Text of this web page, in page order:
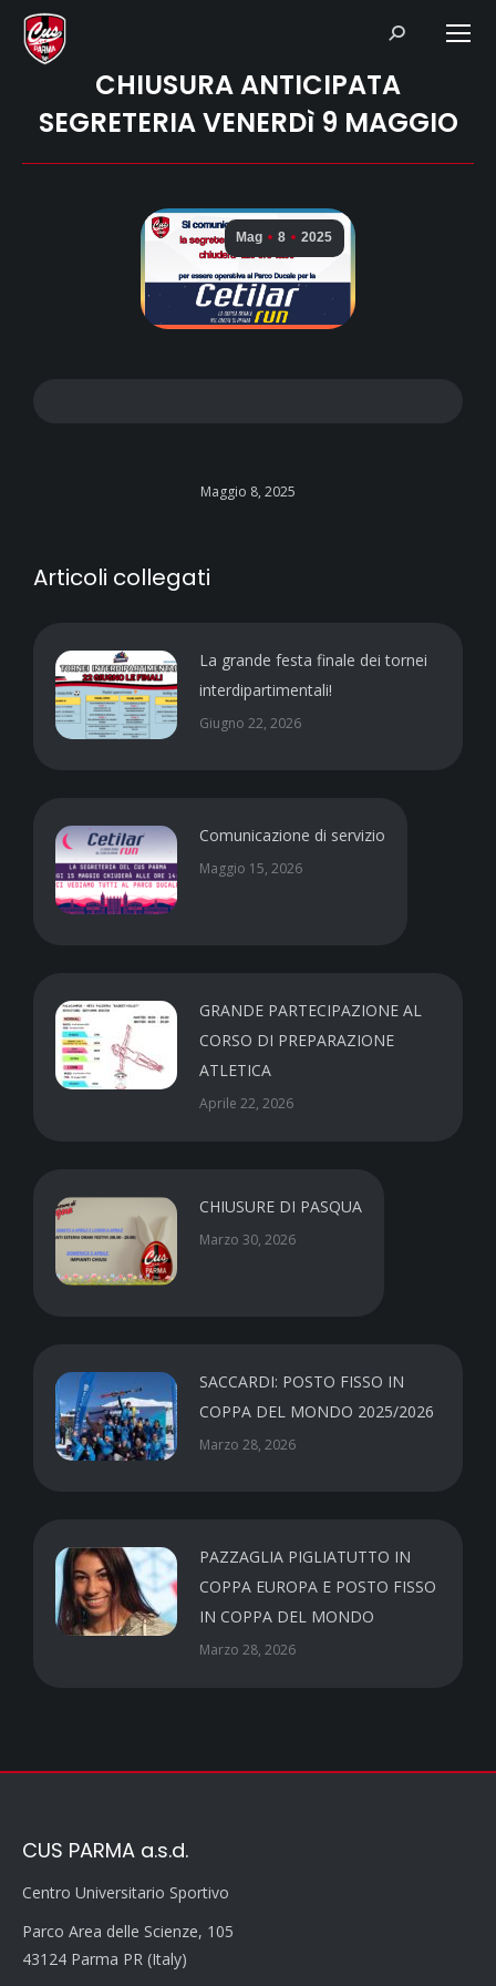
Search:
CHIUSURA ANTICIPATA
SEGRETERIA VENERDì 9 MAGGIO
Mag 8 2025
Maggio 8, 2025
Articoli collegati
La grande festa finale dei tornei
interdipartimentali!
Giugno 22, 2026
Comunicazione di servizio
Maggio 15, 2026
GRANDE PARTECIPAZIONE AL
CORSO DI PREPARAZIONE
ATLETICA
Aprile 22, 2026
CHIUSURE DI PASQUA
Marzo 30, 2026
SACCARDI: POSTO FISSO IN
COPPA DEL MONDO 2025/2026
Marzo 28, 2026
PAZZAGLIA PIGLIATUTTO IN
COPPA EUROPA E POSTO FISSO
IN COPPA DEL MONDO
Marzo 28, 2026
CUS PARMA a.s.d.
Centro Universitario Sportivo
Parco Area delle Scienze, 105
43124 Parma PR (Italy)